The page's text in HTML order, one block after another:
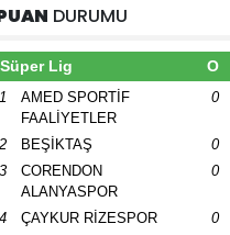
DURUMU
Süper Lig O
1
AMED SPORTİF
FAALİYETLER
0
2 BEŞİKTAŞ 0
3
CORENDON
ALANYASPOR
0
4 ÇAYKUR RİZESPOR 0